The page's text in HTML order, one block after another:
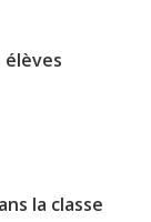
élèves
la classe